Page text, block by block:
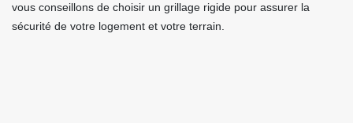
vous conseillons de choisir un grillage rigide pour assurer la
sécurité de votre logement et votre terrain.